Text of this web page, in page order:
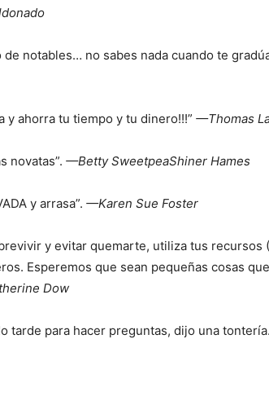
notables… no sabes nada cuando te
y ahorra tu tiempo y tu dinero!!!” —Thomas
novatas”. —Betty SweetpeaShiner Hames
y arrasa”. —Karen Sue Foster
y evitar quemarte, utiliza tus
Esperemos que sean pequeñas cosas
Dow
tarde para hacer preguntas, dijo una